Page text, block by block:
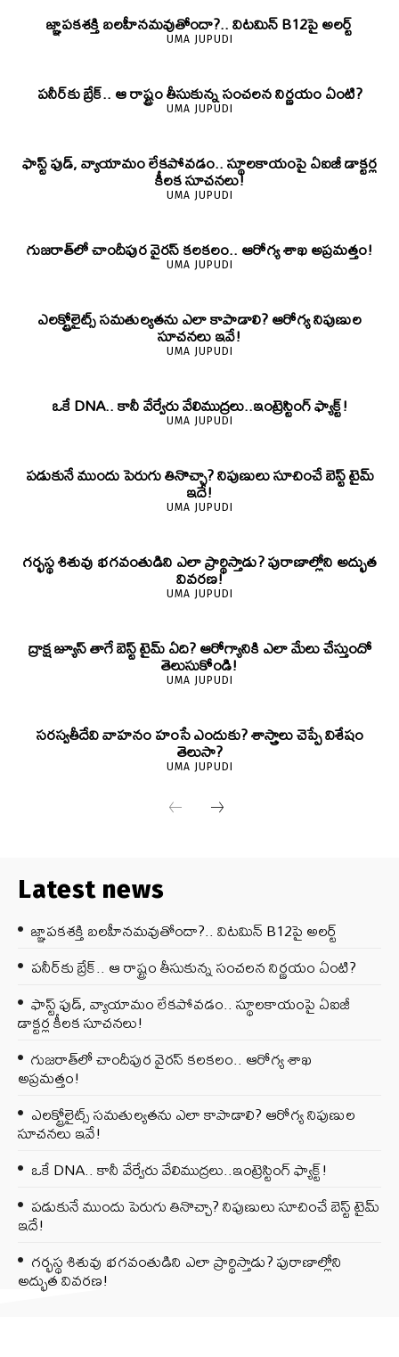
జ్ఞాపకశక్తి బలహీనమవుతోందా?.. విటమిన్ B12పై అలర్ట్
UMA JUPUDI
పనీర్‌కు బ్రేక్.. ఆ రాష్ట్రం తీసుకున్న సంచలన నిర్ణయం ఏంటి?
UMA JUPUDI
ఫాస్ట్ ఫుడ్, వ్యాయామం లేకపోవడం.. స్థూలకాయంపై ఏఐజీ డాక్టర్ల
కీలక సూచనలు!
UMA JUPUDI
గుజరాత్‌లో చాందీపుర వైరస్ కలకలం.. ఆరోగ్య శాఖ అప్రమత్తం!
UMA JUPUDI
ఎలక్ట్రోలైట్స్ సమతుల్యతను ఎలా కాపాడాలి? ఆరోగ్య నిపుణుల
సూచనలు ఇవే!
UMA JUPUDI
ఒకే DNA.. కానీ వేర్వేరు వేలిముద్రలు..ఇంట్రెస్టింగ్ ఫ్యాక్ట్!
UMA JUPUDI
పడుకునే ముందు పెరుగు తినొచ్చా? నిపుణులు సూచించే బెస్ట్ టైమ్
ఇదే!
UMA JUPUDI
గర్భస్థ శిశువు భగవంతుడిని ఎలా ప్రార్థిస్తాడు? పురాణాల్లోని అద్భుత
వివరణ!
UMA JUPUDI
ద్రాక్ష జ్యూస్ తాగే బెస్ట్ టైమ్ ఏది? ఆరోగ్యానికి ఎలా మేలు చేస్తుందో
తెలుసుకోండి!
UMA JUPUDI
సరస్వతీదేవి వాహనం హంసే ఎందుకు? శాస్త్రాలు చెప్పే విశేషం
తెలుసా?
UMA JUPUDI
Latest news
జ్ఞాపకశక్తి బలహీనమవుతోందా?.. విటమిన్ B12పై అలర్ట్
పనీర్‌కు బ్రేక్.. ఆ రాష్ట్రం తీసుకున్న సంచలన నిర్ణయం ఏంటి?
ఫాస్ట్ ఫుడ్, వ్యాయామం లేకపోవడం.. స్థూలకాయంపై ఏఐజీ
డాక్టర్ల కీలక సూచనలు!
గుజరాత్‌లో చాందీపుర వైరస్ కలకలం.. ఆరోగ్య శాఖ
అప్రమత్తం!
ఎలక్ట్రోలైట్స్ సమతుల్యతను ఎలా కాపాడాలి? ఆరోగ్య నిపుణుల
సూచనలు ఇవే!
ఒకే DNA.. కానీ వేర్వేరు వేలిముద్రలు..ఇంట్రెస్టింగ్ ఫ్యాక్ట్!
పడుకునే ముందు పెరుగు తినొచ్చా? నిపుణులు సూచించే బెస్ట్ టైమ్
ఇదే!
గర్భస్థ శిశువు భగవంతుడిని ఎలా ప్రార్థిస్తాడు? పురాణాల్లోని
అద్భుత వివరణ!